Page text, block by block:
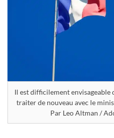
Il est difficilement envisageable
traiter de nouveau avec le
Par Leo Altman /